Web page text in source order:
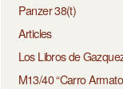
Panzer 38(t)
Articles
Los Libros de
M13/40 “Carro